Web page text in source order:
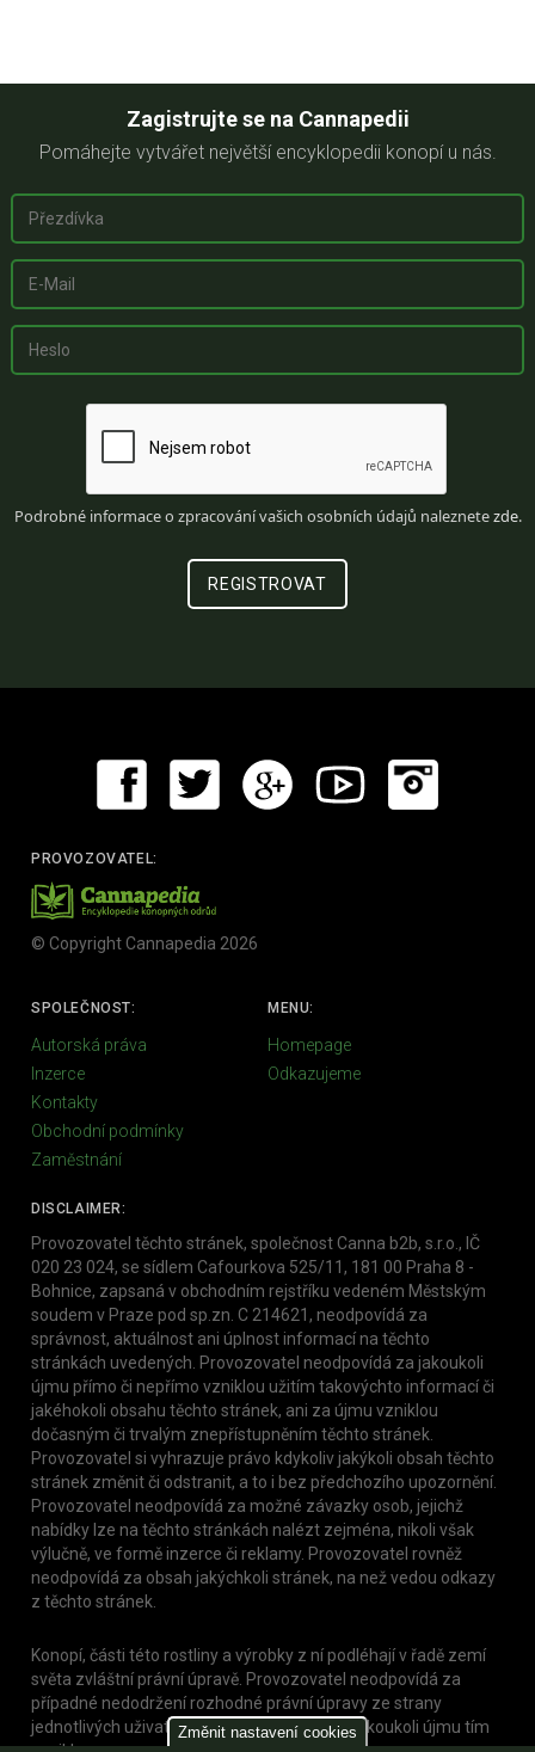
Změnit nastavení cookies
Zagistrujte se na Cannapedii
Pomáhejte vytvářet největší encyklopedii konopí u nás.
Podrobné informace o zpracování vašich osobních údajů naleznetezde.
PROVOZOVATEL:
© Copyright Cannapedia 2026
SPOLEČNOST:
Autorská práva
Inzerce
Kontakty
Obchodní podmínky
Zaměstnání
MENU:
Homepage
Odkazujeme
DISCLAIMER:
Provozovatel těchto stránek, společnost Canna b2b, s.r.o., IČ
020 23 024, se sídlem Cafourkova 525/11, 181 00 Praha 8 -
Bohnice, zapsaná v obchodním rejstříku vedeném Městským
soudem v Praze pod sp.zn. C 214621, neodpovídá za
správnost, aktuálnost ani úplnost informací na těchto
stránkách uvedených. Provozovatel neodpovídá za jakoukoli
újmu přímo či nepřímo vzniklou užitím takovýchto informací či
jakéhokoli obsahu těchto stránek, ani za újmu vzniklou
dočasným či trvalým znepřístupněním těchto stránek.
Provozovatel si vyhrazuje právo kdykoliv jakýkoli obsah těchto
stránek změnit či odstranit, a to i bez předchozího upozornění.
Provozovatel neodpovídá za možné závazky osob, jejichž
nabídky lze na těchto stránkách nalézt zejména, nikoli však
výlučně, ve formě inzerce či reklamy. Provozovatel rovněž
neodpovídá za obsah jakýchkoli stránek, na než vedou odkazy
z těchto stránek.
Konopí, části této rostliny a výrobky z ní podléhají v řadě zemí
světa zvláštní právní úpravě. Provozovatel neodpovídá za
případné nedodržení rozhodné právní úpravy ze strany
jednotlivých uživatelů těchto stránek, nebo jakoukoli újmu tím